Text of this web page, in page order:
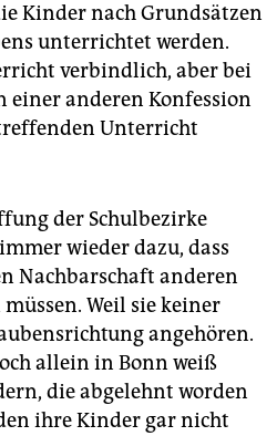
Kinder nach Grundsätzen
unterrichtet werden.
verbindlich, aber bei
einer anderen Konfession
Unterricht
der Schulbezirke
wieder dazu, dass
Nachbarschaft anderen
Weil sie keiner
angehören.
allein in Bonn weiß
die abgelehnt worden
ihre Kinder gar nicht